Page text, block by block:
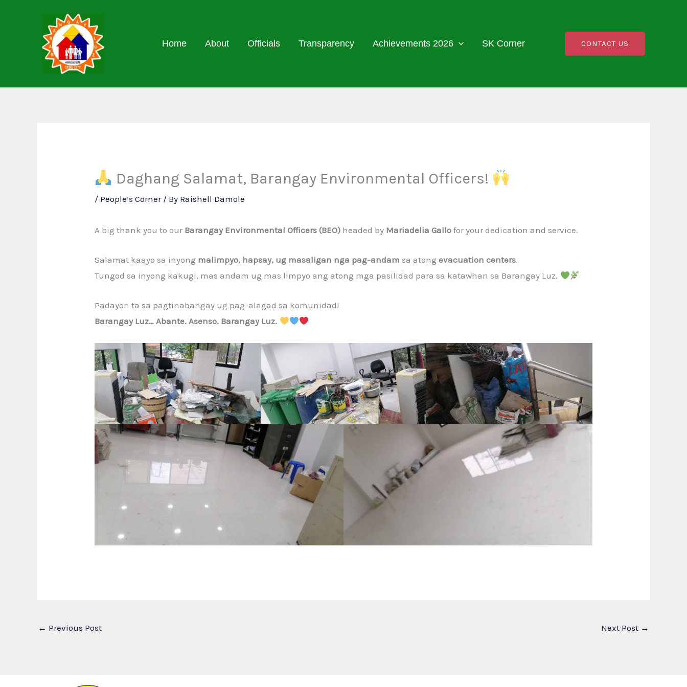
Home About Officials Transparency Achievements 2026 SK Corner CONTACT US
Daghang Salamat, Barangay Environmental Officers!
/ People’s Corner/ By Raishell Damole
A big thank you to our Barangay Environmental Officers (BEO) headed by Mariadelia Gallo for your dedication and service.
Salamat kaayo sa inyong malimpyo, hapsay, ug masaligan nga pag-andam sa atongevacuation centers.
Tungod sa inyong kakugi, mas andam ug mas limpyo ang atong mga pasilidad para sa katawhan sa Barangay Luz.
Padayon ta sa pagtinabangay ug pag-alagad sa komunidad!
Barangay Luz… Abante. Asenso. Barangay Luz.
← Previous Post Next Post →